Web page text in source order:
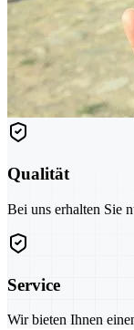
Qualität
Bei uns erhalten Sie
Service
Wir bieten Ihnen